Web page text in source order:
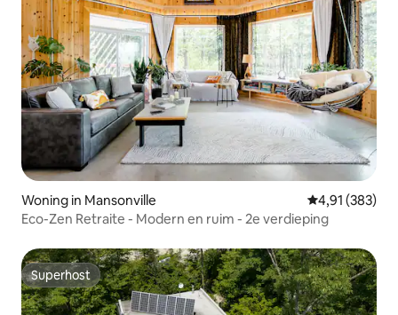
Woning in Mansonville Gemiddelde
4,91 (383)
Eco-Zen Retraite - Modern en ruim - 2e verdieping
Superhost
Superhost